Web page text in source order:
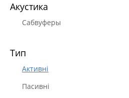
Акустика
Сабвуферы
Тип
Активні
Пасивні